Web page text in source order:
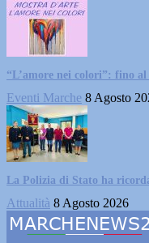
“L’amore nei colori”: fino
Eventi Marche 8 Agosto
La Polizia di Stato ha
Attualità 8 Agosto 2026